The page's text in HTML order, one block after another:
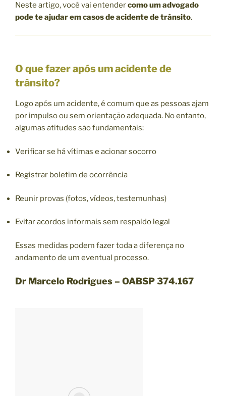
Neste artigo, você vai entendercomo um advogado
pode te ajudar em casos de acidente de trânsito.
O que fazer após um acidente de
trânsito?
Logo após um acidente, é comum que as pessoas ajam
por impulso ou sem orientação adequada. No entanto,
algumas atitudes são fundamentais:
Verificar se há vítimas e acionar socorro
Registrar boletim de ocorrência
Reunir provas (fotos, vídeos, testemunhas)
Evitar acordos informais sem respaldo legal
Essas medidas podem fazer toda a diferença no
andamento de um eventual processo.
Dr Marcelo Rodrigues – OABSP 374.167